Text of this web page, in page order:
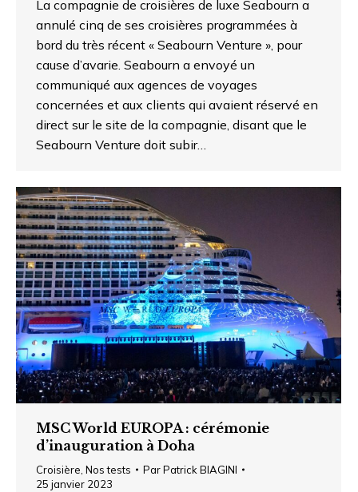
La compagnie de croisières de luxe Seabourn a
annulé cinq de ses croisières programmées à
bord du très récent « Seabourn Venture », pour
cause d’avarie. Seabourn a envoyé un
communiqué aux agences de voyages
concernées et aux clients qui avaient réservé en
direct sur le site de la compagnie, disant que le
Seabourn Venture doit subir…
MSC World EUROPA : cérémonie
d’inauguration à Doha
Croisière, Nos tests ParPatrick BIAGINI
25 janvier 2023